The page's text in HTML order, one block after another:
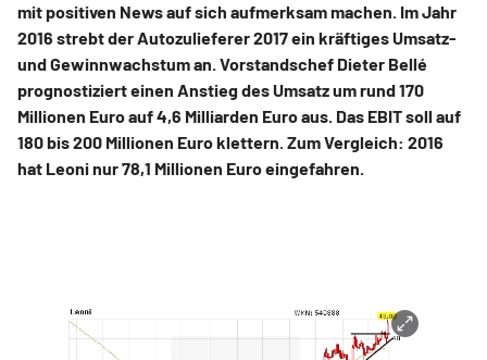
mit positiven News auf sich aufmerksam machen. Im Jahr
2016 strebt der Autozulieferer 2017 ein kräftiges Umsatz-
und Gewinnwachstum an. Vorstandschef Dieter Bellé
prognostiziert einen Anstieg des Umsatz um rund 170
Millionen Euro auf 4,6 Milliarden Euro aus. Das EBIT soll auf
180 bis 200 Millionen Euro klettern. Zum Vergleich: 2016
hat Leoni nur 78,1 Millionen Euro eingefahren.